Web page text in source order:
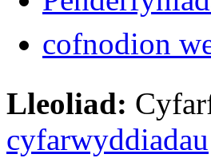
cofnodion
Lleoliad:
cyfarwyddiadau